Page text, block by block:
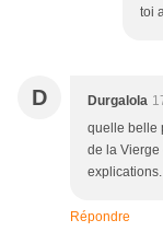
toi
D Durgalola
quelle belle
de la Vierge
Répondre